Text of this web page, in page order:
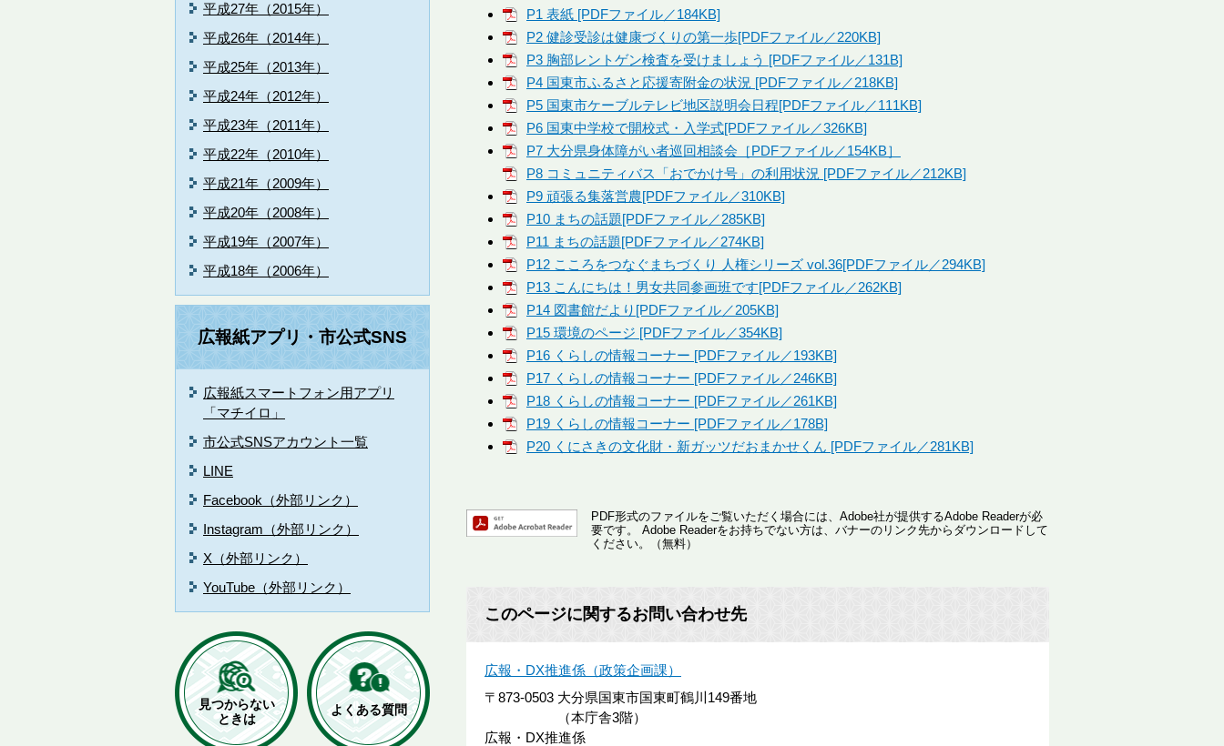
P1 表紙 [PDFファイル／184KB]
P2 健診受診は健康づくりの第一歩[PDFファイル／220KB]
P3 胸部レントゲン検査を受けましょう [PDFファイル／131B]
P4 国東市ふるさと応援寄附金の状況 [PDFファイル／218KB]
P5 国東市ケーブルテレビ地区説明会日程[PDFファイル／111KB]
P6 国東中学校で開校式・入学式[PDFファイル／326KB]
P7 大分県身体障がい者巡回相談会［PDFファイル／154KB］
P8 コミュニティバス「おでかけ号」の利用状況 [PDFファイル／212KB]
P9 頑張る集落営農[PDFファイル／310KB]
P10 まちの話題[PDFファイル／285KB]
P11 まちの話題[PDFファイル／274KB]
P12 こころをつなぐまちづくり 人権シリーズ vol.36[PDFファイル／294KB]
P13 こんにちは！男女共同参画班です[PDFファイル／262KB]
P14 図書館だより[PDFファイル／205KB]
P15 環境のページ [PDFファイル／354KB]
P16 くらしの情報コーナー [PDFファイル／193KB]
P17 くらしの情報コーナー [PDFファイル／246KB]
P18 くらしの情報コーナー [PDFファイル／261KB]
P19 くらしの情報コーナー [PDFファイル／178B]
P20 くにさきの文化財・新ガッツだおまかせくん [PDFファイル／281KB]
PDF形式のファイルをご覧いただく場合には、Adobe社が提供するAdobe Readerが必
要です。
Adobe Readerをお持ちでない方は、バナーのリンク先からダウンロードして
ください。（無料）
このページに関するお問い合わせ先
広報・DX推進係（政策企画課）
〒873-0503 大分県国東市国東町鶴川149番地
（本庁舎3階）
広報・DX推進係
平成27年（2015年）
平成26年（2014年）
平成25年（2013年）
平成24年（2012年）
平成23年（2011年）
平成22年（2010年）
平成21年（2009年）
平成20年（2008年）
平成19年（2007年）
平成18年（2006年）
広報紙アプリ・市公式SNS
広報紙スマートフォン用アプリ
「マチイロ」
市公式SNSアカウント一覧
LINE
Facebook（外部リンク）
Instagram（外部リンク）
X（外部リンク）
YouTube（外部リンク）
見つからない
ときは
よくある質問